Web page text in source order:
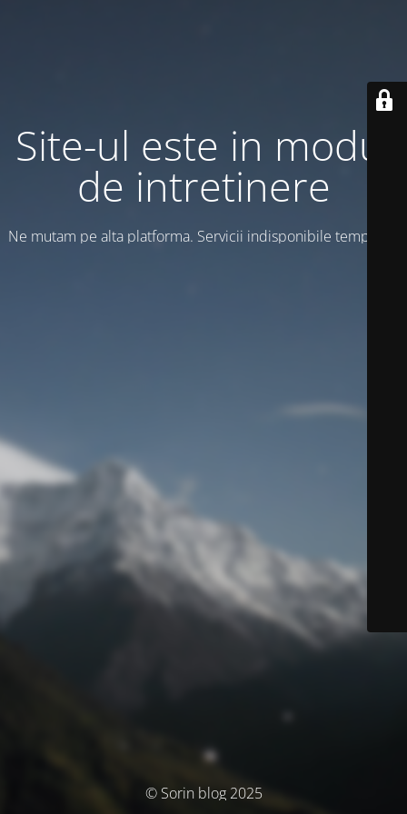
Site-ul este in modul
de intretinere
Ne mutam pe alta platforma. Servicii indisponibile temporar!
© Sorin blog 2025